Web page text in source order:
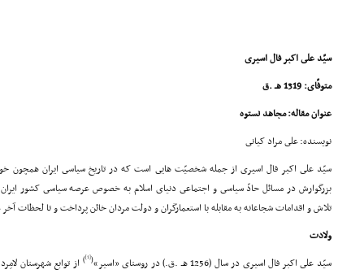
سیّد على اکبر فال اسیرى
متوفّاى: 1319 هـ .ق
عنوان مقاله: مجاهد نستوه
نویسنده: على مراد کیانى
سیّد على اکبر فال اسیرى از جمله شخصیّت هایى است که در تاریخ سیاسى ایران همچون
بزرگوارش در مسائل حادّ سیاسى و اجتماعى دنیاى اسلام به خصوص عرصه سیاسى کشور
تلاش و اقدامات شجاعانه به مقابله با استعمارگران و دولت مردان خائن پرداخت و تا لحظات
ولادت
سیّد على اکبر فال اسیرى در سال (1256 هـ .ق.) در روستاى «اسیر»
(
[1]
) از توابع شهرستان